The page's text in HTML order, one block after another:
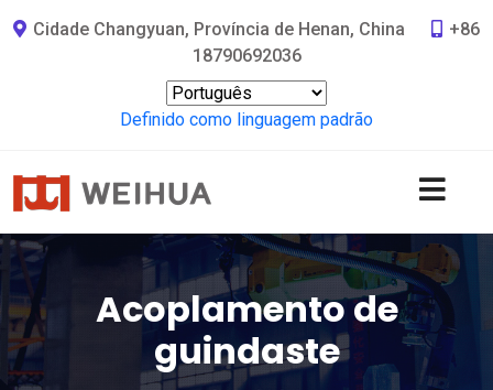
Cidade Changyuan, Província de Henan, China
+86
18790692036
Definido como linguagem padrão
Acoplamento de
guindaste